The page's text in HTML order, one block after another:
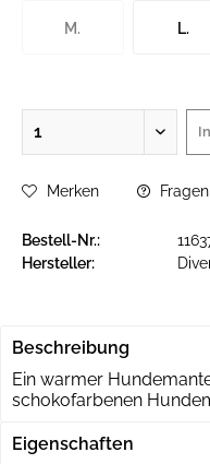
M. L.
Merken
Bestell-Nr.:
Hersteller:
Beschreibung
Ein warmer
schokofarbenen
Eigenschaften